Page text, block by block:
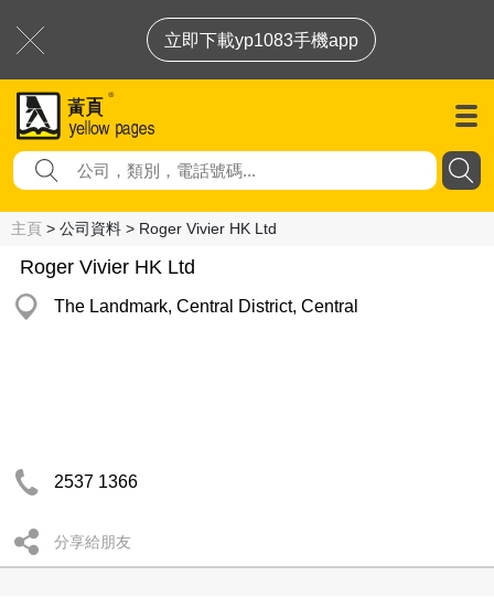
立即下載yp1083手機app
主頁 > 公司資料 > Roger Vivier HK Ltd
Roger Vivier HK Ltd
The Landmark, Central District, Central
2537 1366
分享給朋友